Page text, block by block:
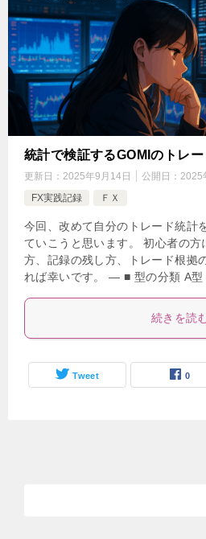
統計で検証するGOMIのトレ
更新日： 2025年9月14日 公開日： 2025
FX実践記録
ＦＸ
今回、改めて自分のトレード統計
ていこうと思います。 初心者の
方、記録の残し方、トレード根拠
れば幸いです。 — ■ 型の分類 A
続きを読
Tweet 0